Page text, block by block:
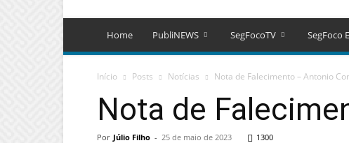
Home PubliNEWS SegFocoTV SegFoco
Início Posts Notícias Nota de Falecimento – Antonio
Nota de
Por Júlio Filho - 25 de maio de 2023 1300